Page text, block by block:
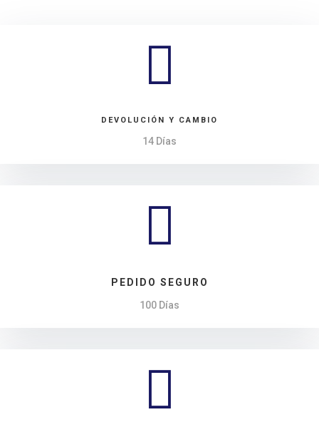

DEVOLUCIÓN Y CAMBIO
14 Días

PEDIDO SEGURO
100 Días
